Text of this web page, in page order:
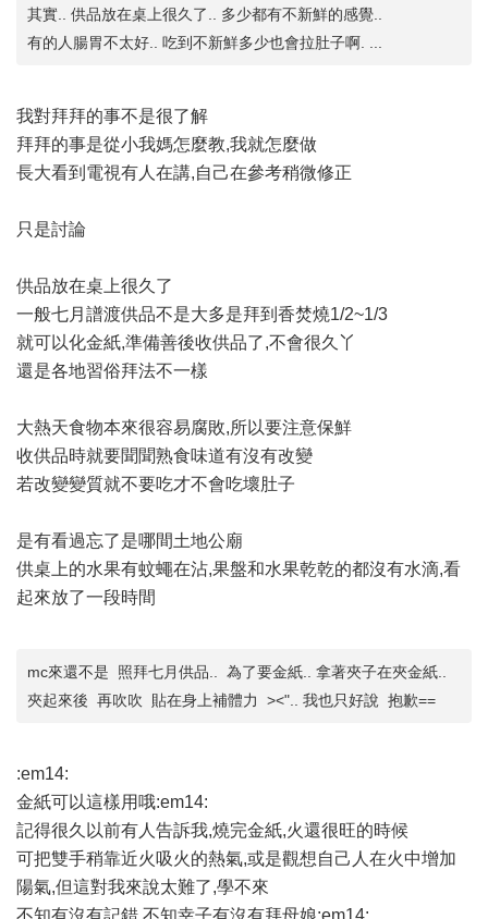
其實.. 供品放在桌上很久了.. 多少都有不新鮮的感覺..
有的人腸胃不太好.. 吃到不新鮮多少也會拉肚子啊. ...
我對拜拜的事不是很了解
拜拜的事是從小我媽怎麼教,我就怎麼做
長大看到電視有人在講,自己在參考稍微修正
只是討論
供品放在桌上很久了
一般七月譜渡供品不是大多是拜到香焚燒1/2~1/3
就可以化金紙,準備善後收供品了,不會很久丫
還是各地習俗拜法不一樣
大熱天食物本來很容易腐敗,所以要注意保鮮
收供品時就要聞聞熟食味道有沒有改變
若改變變質就不要吃才不會吃壞肚子
是有看過忘了是哪間土地公廟
供桌上的水果有蚊蠅在沾,果盤和水果乾乾的都沒有水滴,看
起來放了一段時間
mc來還不是 照拜七月供品.. 為了要金紙.. 拿著夾子在夾金紙..
夾起來後 再吹吹 貼在身上補體力 ><".. 我也只好說 抱歉==
:em14:
金紙可以這樣用哦:em14:
記得很久以前有人告訴我,燒完金紙,火還很旺的時候
可把雙手稍靠近火吸火的熱氣,或是觀想自己人在火中增加
陽氣,但這對我來說太難了,學不來
不知有沒有記錯,不知幸子有沒有拜母娘:em14: